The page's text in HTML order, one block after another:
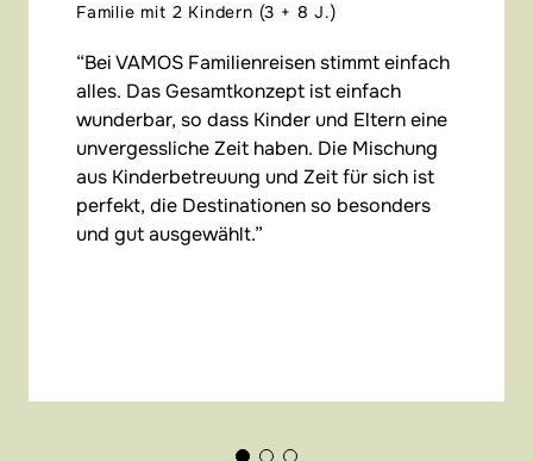
Familie mit 2 Kindern (3 + 8 J.)
Bei VAMOS Familienreisen stimmt einfach
alles. Das Gesamtkonzept ist einfach
wunderbar, so dass Kinder und Eltern eine
unvergessliche Zeit haben. Die Mischung
aus Kinderbetreuung und Zeit für sich ist
perfekt, die Destinationen so besonders
und gut ausgewählt.